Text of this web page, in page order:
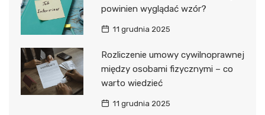
powinien wyglądać wzór?
11 grudnia 2025
Rozliczenie umowy cywilnoprawnej
między osobami fizycznymi – co
warto wiedzieć
11 grudnia 2025